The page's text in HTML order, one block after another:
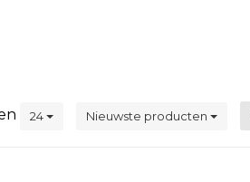
24 Nieuwste producten